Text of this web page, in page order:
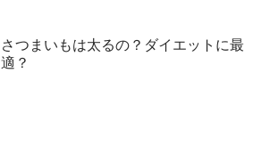
さつまいもは太るの？ダイエットに最
適？